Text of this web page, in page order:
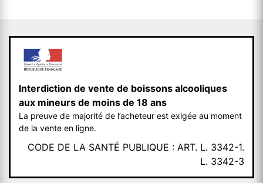
Interdiction de vente de boissons alcooliques
aux mineurs de moins de 18 ans
La preuve de majorité de l’acheteur est exigée au moment
de la vente en ligne.
CODE DE LA SANTÉ PUBLIQUE : ART. L. 3342-1.
L. 3342-3